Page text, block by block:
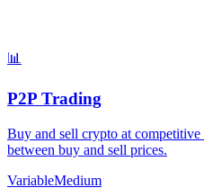
📊
P2P Trading
Buy and sell crypto at competitive
between buy and sell prices.
VariableMedium